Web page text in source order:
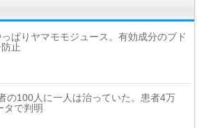
ぱりヤマモモジュース。有効成分のブド
止
の100人に一人は治っていた。患者4万
タで判明